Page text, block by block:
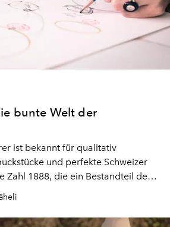
bunte Welt der
ist bekannt für qualitativ
und perfekte Schweizer
Zahl 1888, die ein Bestandteil des
für das Gründungsjahr. Früher
alle Kollektionen in den Ateliers
erscheint eine neue Fine-